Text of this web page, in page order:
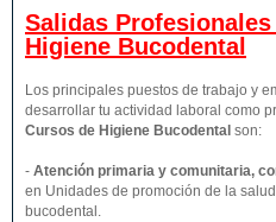
Salidas
Higiene Bucodental
Los principales puestos de trabajo y
desarrollar tu actividad laboral como
Cursos de Higiene Bucodental son:
- Atención primaria y comunitaria,
en Unidades de promoción de la
bucodental.